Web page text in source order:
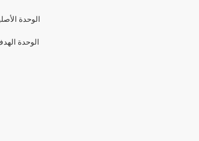
الوحدة
الوحدة